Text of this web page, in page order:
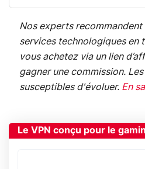
Nos experts
services technologiques en
vous achetez via un lien
gagner une commission.
susceptibles d'évoluer. En
Le VPN conçu pour le